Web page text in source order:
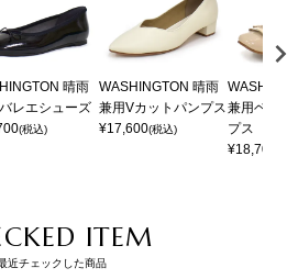
晴雨
レエシューズ
(税込)
WASHINGTON 晴雨
兼用Vカットパンプス
¥17,600(税込)
兼用ベーシ
プス
¥18,700
ITEM
近チェックした商品